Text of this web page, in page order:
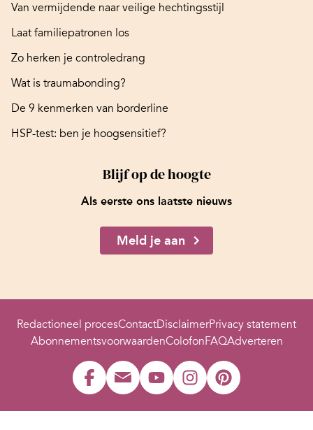
Van vermijdende naar veilige hechtingsstijl
Laat familiepatronen los
Zo herken je controledrang
Wat is traumabonding?
De 9 kenmerken van borderline
HSP-test: ben je hoogsensitief?
Blijf op de hoogte
Als eerste ons laatste nieuws
Meld je aan
Redactioneel procesContactDisclaimerPrivacy statement
AbonnementsvoorwaardenColofonFAQAdverteren